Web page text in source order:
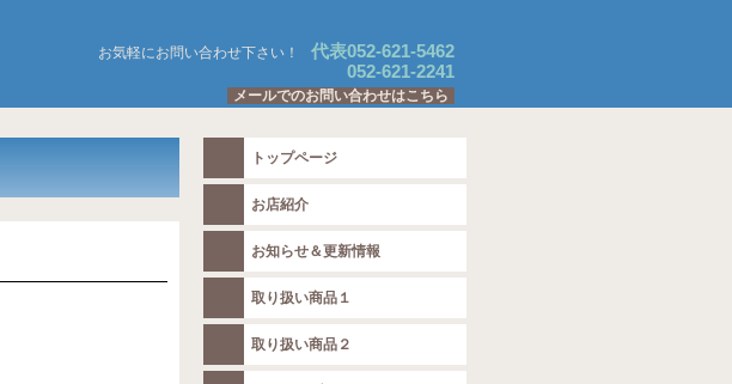
お気軽にお問い合わせ下さい！
代表052-621-5462
052-621-2241
メールでのお問い合わせはこちら
トップページ
お店紹介
お知らせ＆更新情報
取り扱い商品１
取り扱い商品２